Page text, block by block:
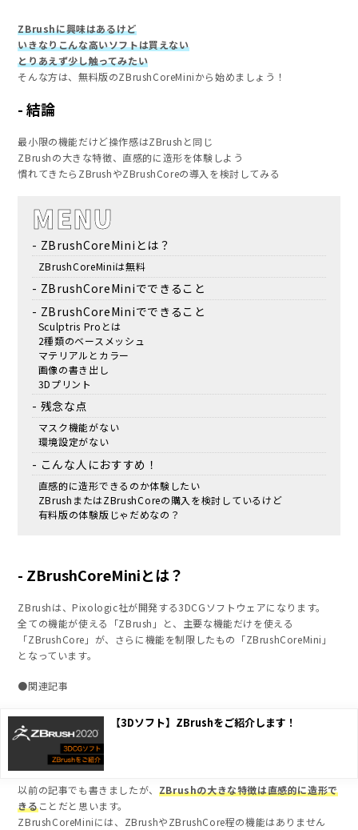
ZBrushに興味はあるけど
いきなりこんな高いソフトは買えない
とりあえず少し触ってみたい
そんな方は、無料版のZBrushCoreMiniから始めましょう！
結論
最小限の機能だけど操作感はZBrushと同じ
ZBrushの大きな特徴、直感的に造形を体験しよう
慣れてきたらZBrushやZBrushCoreの導入を検討してみる
MENU
ZBrushCoreMiniとは？
ZBrushCoreMiniは無料
ZBrushCoreMiniでできること
ZBrushCoreMiniでできること
Sculptris Proとは
2種類のベースメッシュ
マテリアルとカラー
画像の書き出し
3Dプリント
残念な点
マスク機能がない
環境設定がない
こんな人におすすめ！
直感的に造形できるのか体験したい
ZBrushまたはZBrushCoreの購入を検討しているけど
有料版の体験版じゃだめなの？
ZBrushCoreMiniとは？
ZBrushは、Pixologic社が開発する3DCGソフトウェアになります。
全ての機能が使える「ZBrush」と、主要な機能だけを使える
「ZBrushCore」が、さらに機能を制限したもの「ZBrushCoreMini」
となっています。
●関連記事
【3Dソフト】ZBrushをご紹介します！
以前の記事でも書きましたが、 ZBrushの大きな特徴は直感的に造形で
きることだと思います。
ZBrushCoreMiniには、ZBrushやZBrushCore程の機能はありません